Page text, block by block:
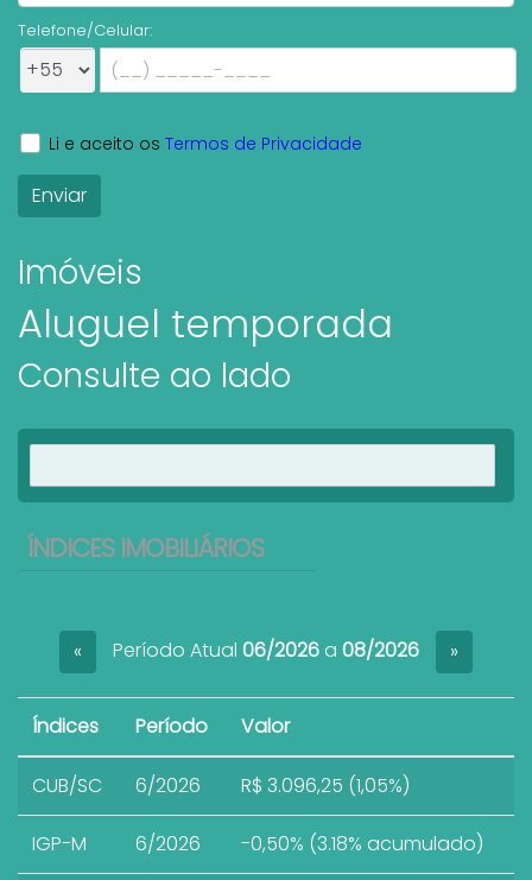
Telefone/Celular:
Li e aceito os Termos de Privacidade
Imóveis
Aluguel temporada
Consulte ao lado
ÍNDICES IMOBILIÁRIOS
« Período Atual 06/2026a 08/2026 »
Índices Período Valor
CUB/SC 6/2026 R$ 3.096,25 (1,05%)
IGP-M 6/2026 -0,50% (3.18% acumulado)